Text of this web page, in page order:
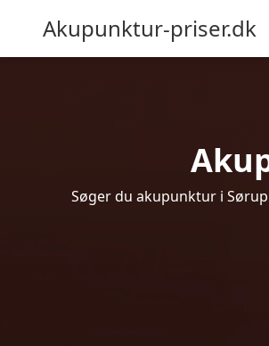
Akupunktur-priser.dk
Søger du akupunktur i